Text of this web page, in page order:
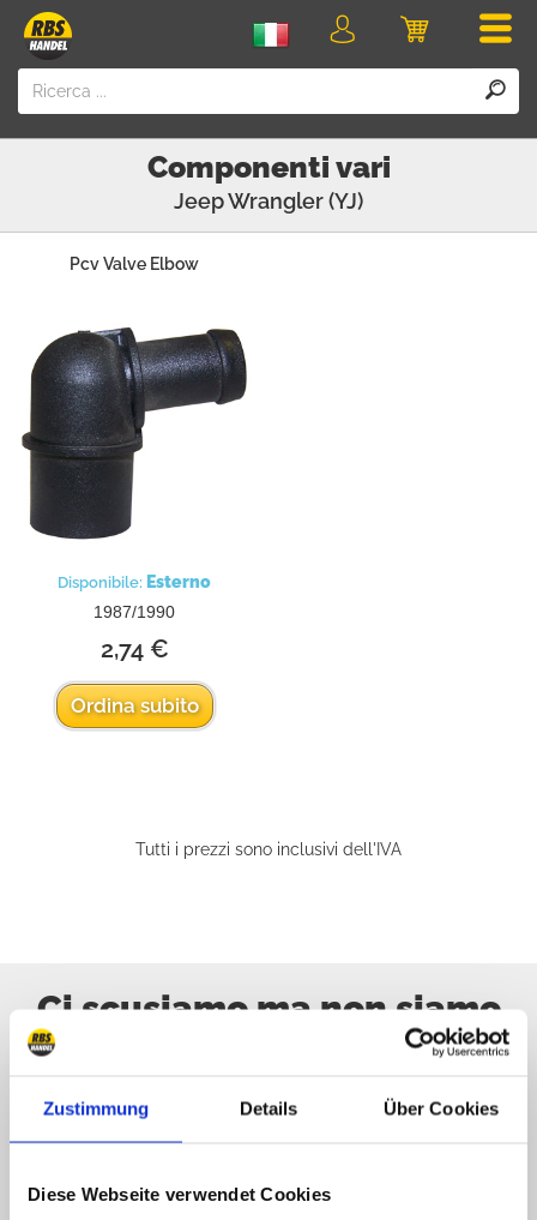
Zustimmung Details Über Cookies
Diese Webseite verwendet Cookies
Carrello
login
Componenti vari
JeepWrangler (YJ)
Pcv Valve Elbow
Disponibile: Esterno
1987/1990
2,74 €
Ordina subito
Tutti i prezzi sono inclusivi dell'IVA
Ci scusiamo ma non siamo
online, scriveteci!
Chiamateci, contattateci via email o via social
089 - 41 61 08 780